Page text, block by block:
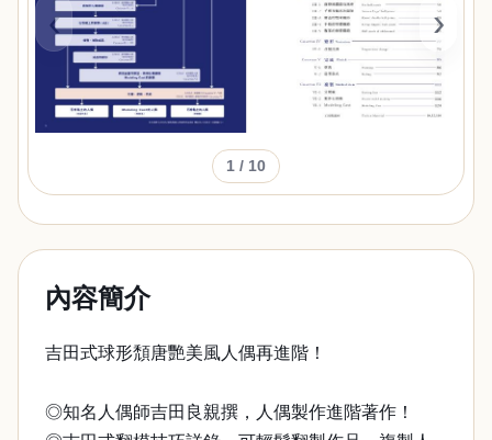
‹ ›
1 / 10
內容簡介
吉田式球形頹唐艷美風人偶再進階！
◎知名人偶師吉田良親撰，人偶製作進階著作！